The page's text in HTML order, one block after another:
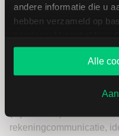
andere informatie die u
hebben verzameld op
website blijft gebruiken.
Alle
mailadres gestuurd.
de toepasselijke
rekeningcommunicatie,